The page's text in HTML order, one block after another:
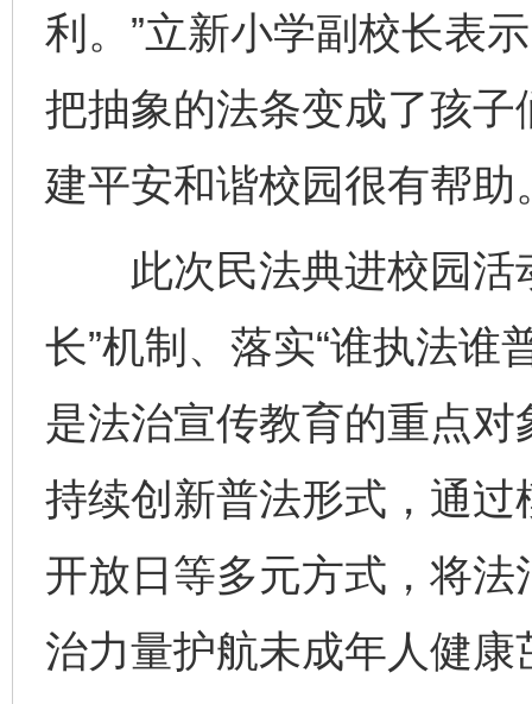
利。”立新小学副校长表
把抽象的法条变成了孩
建平安和谐校园很有帮助
此次民法典进校园活
长”机制、落实“谁执法谁
是法治宣传教育的重点
持续创新普法形式，通
开放日等多元方式，将
治力量护航未成年人健康